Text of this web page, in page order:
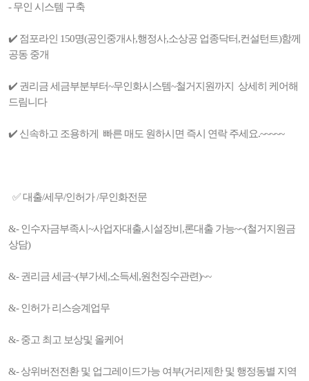
- 무인 시스템 구축
✔️ 점포라인 150명(공인중개사,행정사,소상공 업종닥터,컨설턴트)함께
공동 중개
✔️ 권리금 세금부분부터~무인화시스템~철거지원까지 상세히 케어해
드림니다
✔️ 신속하고 조용하게 빠른 매도 원하시면 즉시 연락 주세요.~~~~~
✅ 대출/세무/인허가 /무인화전문
&- 인수자금부족시~사업자대출,시설장비,론대출 가능~~(철거지원금
상담)
&- 권리금 세금~(부가세,소득세,원천징수관련)~~
&- 인허가 리스승계업무
&- 중고 최고 보상및 올케어
&- 상위버전전환 및 업그레이드가능 여부(거리제한 및 행정동별 지역